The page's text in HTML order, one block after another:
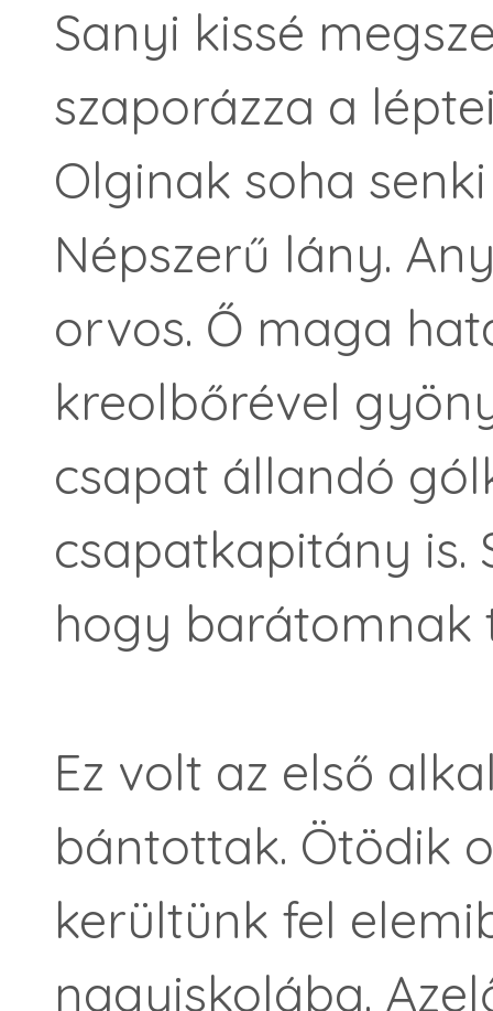
Sanyi kissé
szaporázza a
Olginak soha
Népszerű lány.
orvos. Ő maga
kreolbőrével
csapat állandó
csapatkapitány is.
hogy
Ez volt az első
bántottak. Ötödik
kerültünk fel
nagyiskolába.